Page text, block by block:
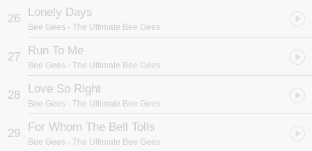
26 Lonely Days
Bee Gees - The Ultimate Bee Gees
27 Run To Me
Bee Gees - The Ultimate Bee Gees
28 Love So Right
Bee Gees - The Ultimate Bee Gees
29 For Whom The Bell Tolls
Bee Gees - The Ultimate Bee Gees